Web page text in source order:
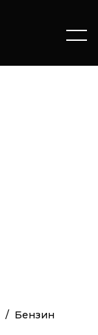
/ Бензин